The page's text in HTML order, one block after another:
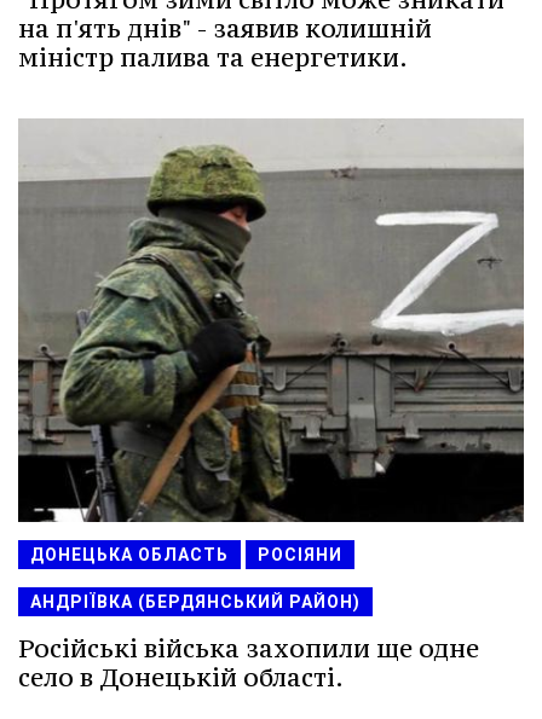
на п'ять днів" - заявив колишній
міністр палива та енергетики.
ДОНЕЦЬКА ОБЛАСТЬ РОСІЯНИ
АНДРІЇВКА (БЕРДЯНСЬКИЙ РАЙОН)
Російські війська захопили ще одне
село в Донецькій області.